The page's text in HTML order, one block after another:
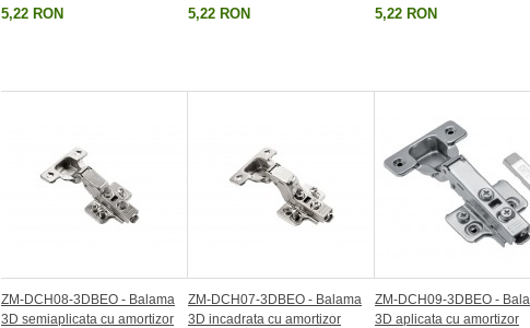
5,22 RON 5,22 RON 5,22 RON
ZM-DCH08-3DBEO - Balama
3D semiaplicata cu amortizor
ZM-DCH07-3DBEO - Balama
3D incadrata cu amortizor
ZM-DCH09-3DBEO -
3D aplicata cu amortizor